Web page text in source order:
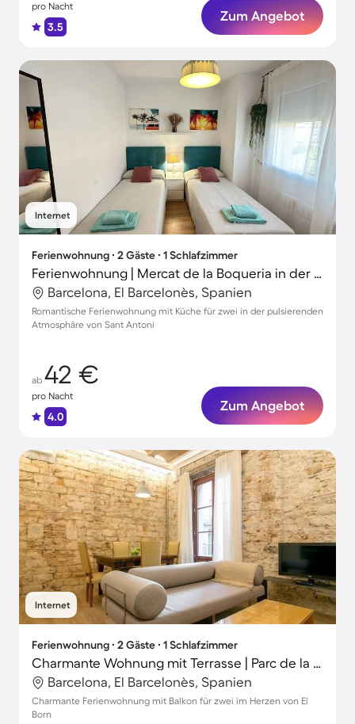
pro Nacht
3.5
Zum Angebot
Internet
Ferienwohnung ∙ 2 Gäste ∙ 1 Schlafzimmer
Ferienwohnung | Mercat de la Boqueria in der Nähe | Perfekt für die Arbeit von Zuhause
Barcelona, El Barcelonès, Spanien
Romantische Ferienwohnung mit Küche für zwei in der pulsierenden
Atmosphäre von Sant Antoni
ab 42 €
pro Nacht
4.0
Zum Angebot
Internet
Ferienwohnung ∙ 2 Gäste ∙ 1 Schlafzimmer
Charmante Wohnung mit Terrasse | Parc de la Ciutadella in der Nähe
Barcelona, El Barcelonès, Spanien
Charmante Ferienwohnung mit Balkon für zwei im Herzen von El
Born